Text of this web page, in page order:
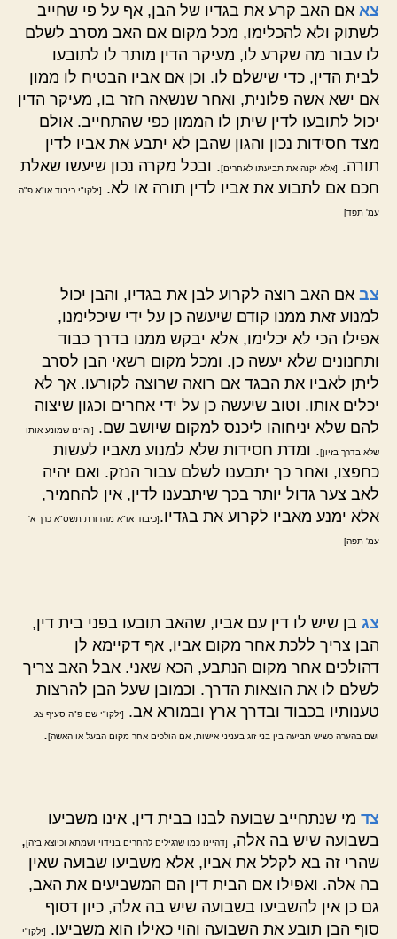
צא אם האב קרע את בגדיו של הבן, אף על פי שחייב
לשתוק ולא להכלימו, מכל מקום אם האב מסרב לשלם
לו עבור מה שקרע לו, מעיקר הדין מותר לו לתובעו
לבית הדין, כדי שישלם לו. וכן אם אביו הבטיח לו ממון
אם ישא אשה פלונית, ואחר שנשאה חזר בו, מעיקר הדין
יכול לתובעו לדין שיתן לו הממון כפי שהתחייב. אולם
מצד חסידות נכון והגון שהבן לא יתבע את אביו לדין
תורה.
[אלא יקנה את תביעתו לאחרים]. ובכל מקרה נכון שיעשו שאלת
חכם אם לתבוע את אביו לדין תורה או לא.
[ילקו"י כיבוד או"א פ"ה
עמ' תפד]
צב אם האב רוצה לקרוע לבן את בגדיו, והבן יכול
למנוע זאת ממנו קודם שיעשה כן על ידי שיכלימנו,
אפילו הכי לא יכלימו, אלא יבקש ממנו בדרך כבוד
ותחנונים שלא יעשה כן. ומכל מקום רשאי הבן לסרב
ליתן לאביו את הבגד אם רואה שרוצה לקורעו. אך לא
יכלים אותו. וטוב שיעשה כן על ידי אחרים וכגון שיצוה
להם שלא יניחוהו ליכנס למקום שיושב שם.
[והיינו שמונע אותו
שלא בדרך בזיון]. ומדת חסידות שלא למנוע מאביו לעשות
כחפצו, ואחר כך יתבענו לשלם עבור הנזק. ואם יהיה
לאב צער גדול יותר בכך שיתבענו לדין, אין להחמיר,
אלא ימנע מאביו לקרוע את בגדיו.[כיבוד או"א מהדורת תשס"א כרך א'
עמ' תפה]
צג בן שיש לו דין עם אביו, שהאב תובעו בפני בית דין,
הבן צריך ללכת אחר מקום אביו, אף דקיימא לן
דהולכים אחר מקום הנתבע, הכא שאני. אבל האב צריך
לשלם לו את הוצאות הדרך. וכמובן שעל הבן להרצות
טענותיו בכבוד ובדרך ארץ ובמורא אב.
[ילקו"י שם פ"ה סעיף צג.
ושם בהערה כשיש תביעה בין בני זוג בעניני אישות, אם הולכים אחר מקום הבעל או האשה].
צד מי שנתחייב שבועה לבנו בבית דין, אינו משביעו
בשבועה שיש בה אלה,
[דהיינו כמו שרגילים להחרים בנידוי ושמתא וכיוצא בזה],
שהרי זה בא לקלל את אביו, אלא משביעו שבועה שאין
בה אלה. ואפילו אם הבית דין הם המשביעים את האב,
גם כן אין להשביעו בשבועה שיש בה אלה, כיון דסוף
סוף הבן תובע את השבועה והוי כאילו הוא משביעו.
[ילקו"י